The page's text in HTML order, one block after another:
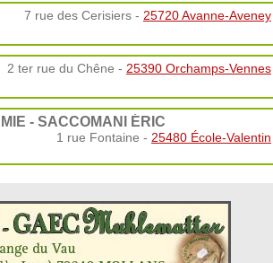
7 rue des Cerisiers - 25720 Avanne-Aveney
2 ter rue du Chêne - 25390 Orchamps-Vennes
- SACCOMANI ÉRIC
1 rue Fontaine - 25480 École-Valentin